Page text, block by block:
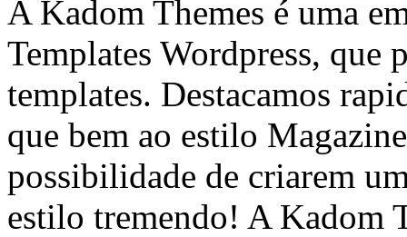
A Kadom Themes é uma
Templates Wordpress, que
templates. Destacamos
que bem ao estilo
possibilidade de criarem
estilo tremendo! A Kadom